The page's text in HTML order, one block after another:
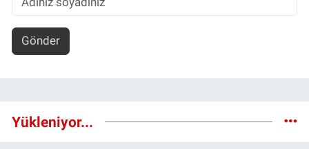
Gönder
Yükleniyor...